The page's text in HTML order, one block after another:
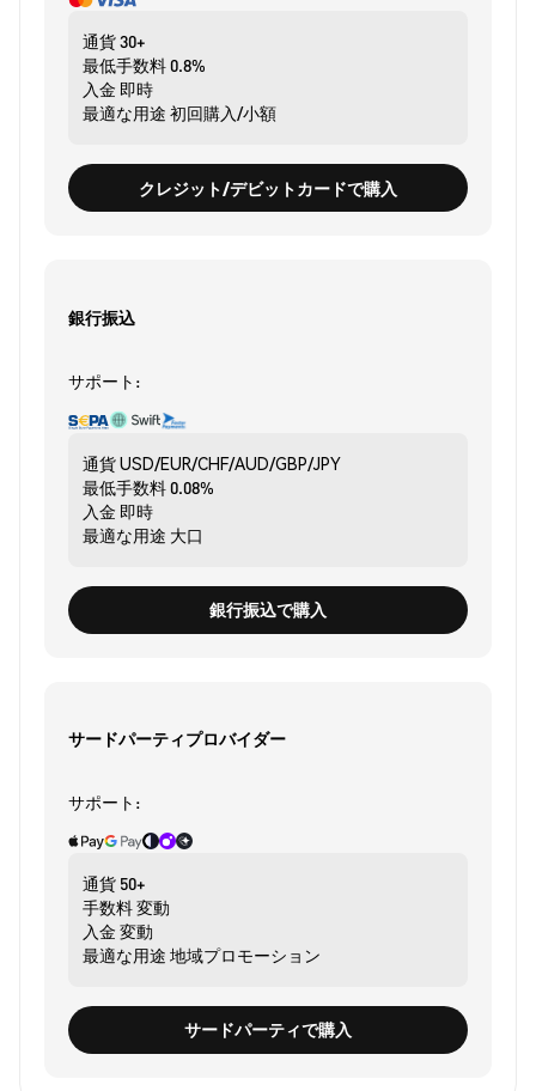
通貨30+
最低手数料0.8%
入金 即時
最適な用途 初回購入/小額
クレジット/デビットカードで購入
銀行振込
サポート:
通貨USD/EUR/CHF/AUD/GBP/JPY
最低手数料0.08%
入金 即時
最適な用途 大口
銀行振込で購入
サードパーティプロバイダー
サポート:
通貨 50+
手数料変動
入金 変動
最適な用途 地域プロモーション
サードパーティで購入